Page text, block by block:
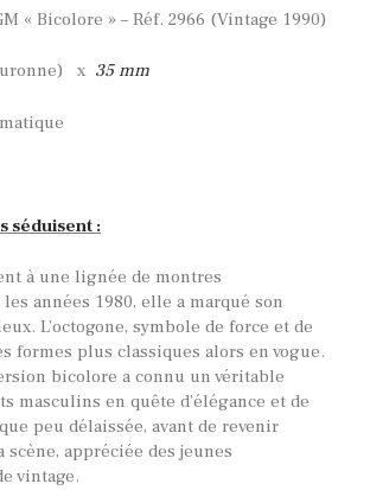
« Bicolore » – Réf. 2966 (Vintage 1990)
x 35 mm
séduisent :
à une lignée de montres
années 1980, elle a marqué son
L’octogone, symbole de force et de
formes plus classiques alors en vogue.
bicolore a connu un véritable
masculins en quête d’élégance et de
peu délaissée, avant de revenir
appréciée des jeunes
vintage.